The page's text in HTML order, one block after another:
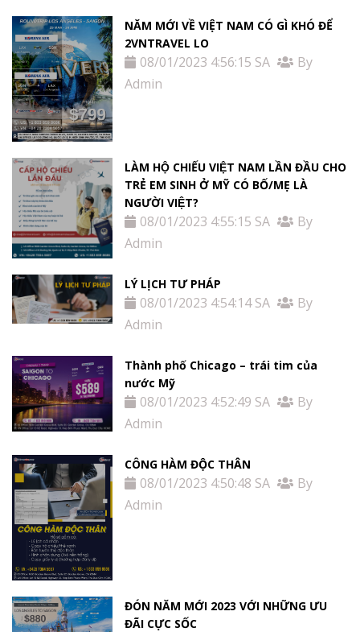
NĂM MỚI VỀ VIỆT NAM CÓ GÌ KHÓ ĐỂ
2VNTRAVEL LO
08/01/2023 4:56:15 SA
By
Admin
LÀM HỘ CHIẾU VIỆT NAM LẦN ĐẦU CHO
TRẺ EM SINH Ở MỸ CÓ BỐ/MẸ LÀ
NGƯỜI VIỆT?
08/01/2023 4:55:15 SA
By
Admin
LÝ LỊCH TƯ PHÁP
08/01/2023 4:54:14 SA
By
Admin
Thành phố Chicago – trái tim của
nước Mỹ
08/01/2023 4:52:49 SA
By
Admin
CÔNG HÀM ĐỘC THÂN
08/01/2023 4:50:48 SA
By
Admin
ĐÓN NĂM MỚI 2023 VỚI NHỮNG ƯU
ĐÃI CỰC SỐC